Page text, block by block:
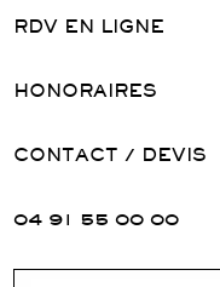
RDV EN LIGNE
HONORAIRES
CONTACT / DEVIS
04 91 55 00 00